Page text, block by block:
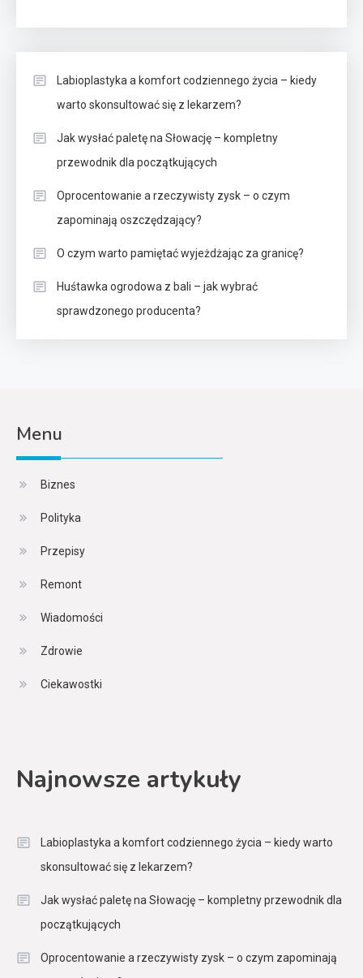
Labioplastyka a komfort codziennego życia – kiedy
warto skonsultować się z lekarzem?
Jak wysłać paletę na Słowację – kompletny
przewodnik dla początkujących
Oprocentowanie a rzeczywisty zysk – o czym
zapominają oszczędzający?
O czym warto pamiętać wyjeżdżając za granicę?
Huśtawka ogrodowa z bali – jak wybrać
sprawdzonego producenta?
Menu
Biznes
Polityka
Przepisy
Remont
Wiadomości
Zdrowie
Ciekawostki
Najnowsze artykuły
Labioplastyka a komfort codziennego życia – kiedy warto
skonsultować się z lekarzem?
Jak wysłać paletę na Słowację – kompletny przewodnik dla
początkujących
Oprocentowanie a rzeczywisty zysk – o czym zapominają